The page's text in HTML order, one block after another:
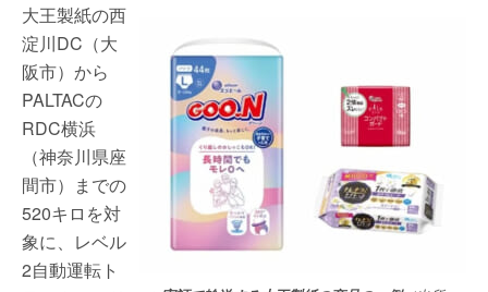
大王製紙の西
淀川DC（大
阪市）から
PALTACの
RDC横浜
（神奈川県座
間市）までの
520キロを対
象に、レベル
2自動運転ト